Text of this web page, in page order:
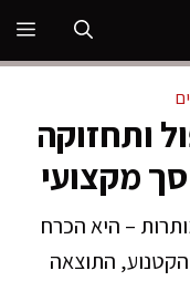
ותחזוקה
מקצועי
– היא הכרח
התוצאה